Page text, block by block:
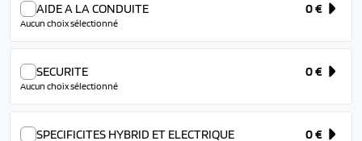
AIDE A LA CONDUITE 0 €
Aucun choix sélectionné
SECURITE 0 €
Aucun choix sélectionné
SPECIFICITES HYBRID ET ELECTRIQUE 0 €